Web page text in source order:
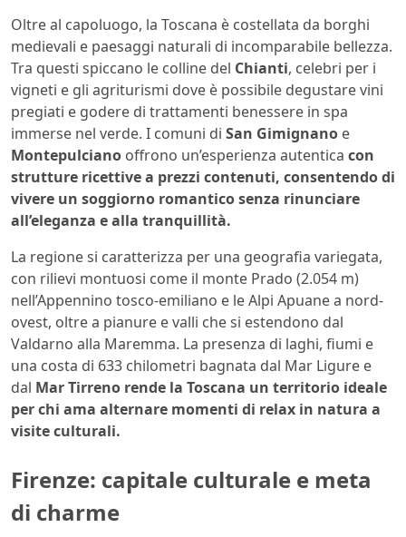
Oltre al capoluogo, la Toscana è costellata da borghi
medievali e paesaggi naturali di incomparabile bellezza.
Tra questi spiccano le colline del Chianti, celebri per i
vigneti e gli agriturismi dove è possibile degustare vini
pregiati e godere di trattamenti benessere in spa
immerse nel verde. I comuni di San Gimignano e
Montepulciano offrono un’esperienza autentica con
strutture ricettive a prezzi contenuti, consentendo di
vivere un soggiorno romantico senza rinunciare
all’eleganza e alla tranquillità.
La regione si caratterizza per una geografia variegata,
con rilievi montuosi come il monte Prado (2.054 m)
nell’Appennino tosco-emiliano e le Alpi Apuane a nord-
ovest, oltre a pianure e valli che si estendono dal
Valdarno alla Maremma. La presenza di laghi, fiumi e
una costa di 633 chilometri bagnata dal Mar Ligure e
dal Mar Tirreno rende la Toscana un territorio ideale
per chi ama alternare momenti di relax in natura a
visite culturali.
Firenze: capitale culturale e meta
di charme